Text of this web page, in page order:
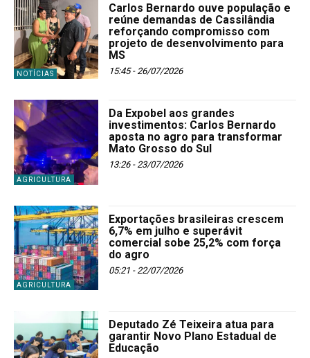
NOTÍCIAS
Carlos Bernardo ouve população e
reúne demandas de Cassilândia
reforçando compromisso com
projeto de desenvolvimento para
MS
15:45 - 26/07/2026
AGRICULTURA
Da Expobel aos grandes
investimentos: Carlos Bernardo
aposta no agro para transformar
Mato Grosso do Sul
13:26 - 23/07/2026
AGRICULTURA
Exportações brasileiras crescem
6,7% em julho e superávit
comercial sobe 25,2% com força
do agro
05:21 - 22/07/2026
Deputado Zé Teixeira atua para
garantir Novo Plano Estadual de
Educação